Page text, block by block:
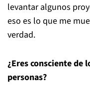
levantar algunos
eso es lo que me
verdad.
¿Eres consciente de
personas?